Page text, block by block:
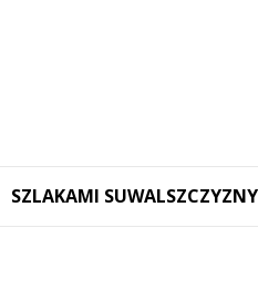
SZLAKAMI SUWALSZCZYZNY